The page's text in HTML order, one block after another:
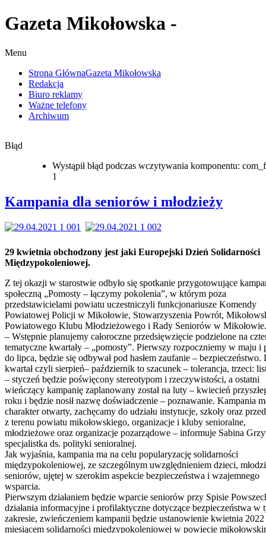
Gazeta Mikołowska -
Menu
Strona GłównaGazeta Mikołowska
Redakcja
Biuro reklamy
Ważne telefony
Archiwum
Błąd
Wystąpił błąd podczas wczytywania komponentu:
1
Kampania dla seniorów i młodzieży
29 kwietnia obchodzony jest jaki Europejski Dzień Solidarności
Międzypokoleniowej.
Z tej okazji w starostwie odbyło się spotkanie przygotowujące
społeczną „Pomosty – łączymy pokolenia”, w którym poza
przedstawicielami powiatu uczestniczyli funkcjonariusze Komendy
Powiatowej Policji w Mikołowie, Stowarzyszenia Powrót,
Powiatowego Klubu Młodzieżowego i Rady Seniorów w Mikołowie.
– Wstępnie planujemy całoroczne przedsięwzięcie podzielone na
tematyczne kwartały – „pomosty”. Pierwszy rozpoczniemy w maju i
do lipca, będzie się odbywał pod hasłem zaufanie – bezpieczeństwo.
kwartał czyli sierpień– październik to szacunek – tolerancja, trzeci:
– styczeń będzie poświęcony stereotypom i rzeczywistości, a ostatni
wieńczący kampanię zaplanowany został na luty – kwiecień
roku i będzie nosił nazwę doświadczenie – poznawanie. Kampania
charakter otwarty, zachęcamy do udziału instytucje, szkoły oraz
z terenu powiatu mikołowskiego, organizacje i kluby senioralne,
młodzieżowe oraz organizacje pozarządowe – informuje Sabina
specjalistka ds. polityki senioralnej.
Jak wyjaśnia, kampania ma na celu popularyzację solidarności
międzypokoleniowej, ze szczególnym uwzględnieniem dzieci,
seniorów, ujętej w szerokim aspekcie bezpieczeństwa i wzajemnego
wsparcia.
Pierwszym działaniem będzie wparcie seniorów przy Spisie
działania informacyjne i profilaktyczne dotyczące bezpieczeństwa w
zakresie, zwieńczeniem kampanii będzie ustanowienie kwietnia 2022
miesiącem solidarności międzypokoleniowej w powiecie